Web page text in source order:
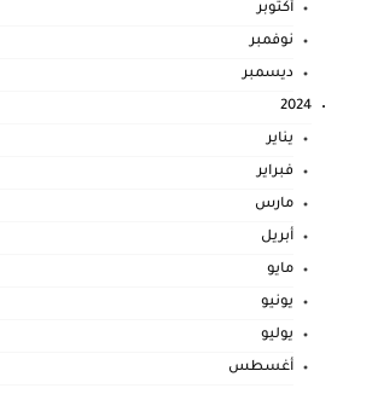
أكتوبر
نوفمبر
ديسمبر
2024
يناير
فبراير
مارس
أبريل
مايو
يونيو
يوليو
أغسطس